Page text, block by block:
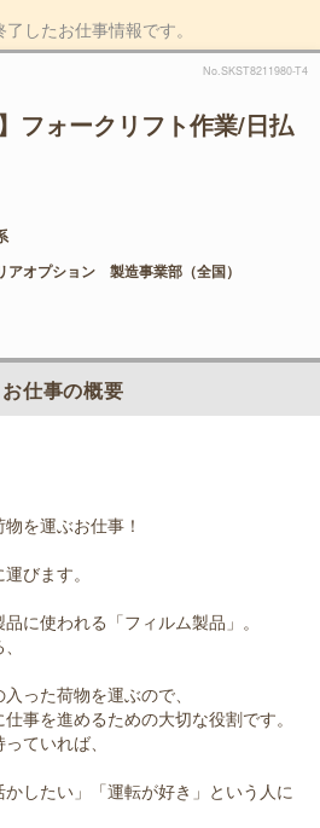
したお仕事情報です。
No.SKST8211980-T4
フォークリフト作業/日払
アオプション 製造事業部（全国）
お仕事の概要
を運ぶお仕事！
びます。
に使われる「フィルム製品」。
った荷物を運ぶので、
事を進めるための大切な役割です。
ていれば、
かしたい」「運転が好き」という人に